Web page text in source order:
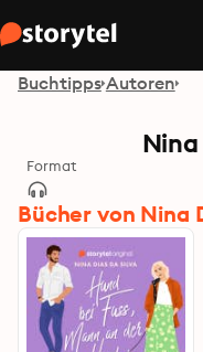
Buchtipps Autoren
Nina
Format
Bücher von Nina